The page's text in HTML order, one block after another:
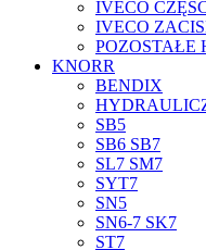
IVECO
IVECO
POZOSTAŁE
KNORR
BENDIX
SB5
SB6 SB7
SL7 SM7
SYT7
SN5
SN6-7 SK7
ST7